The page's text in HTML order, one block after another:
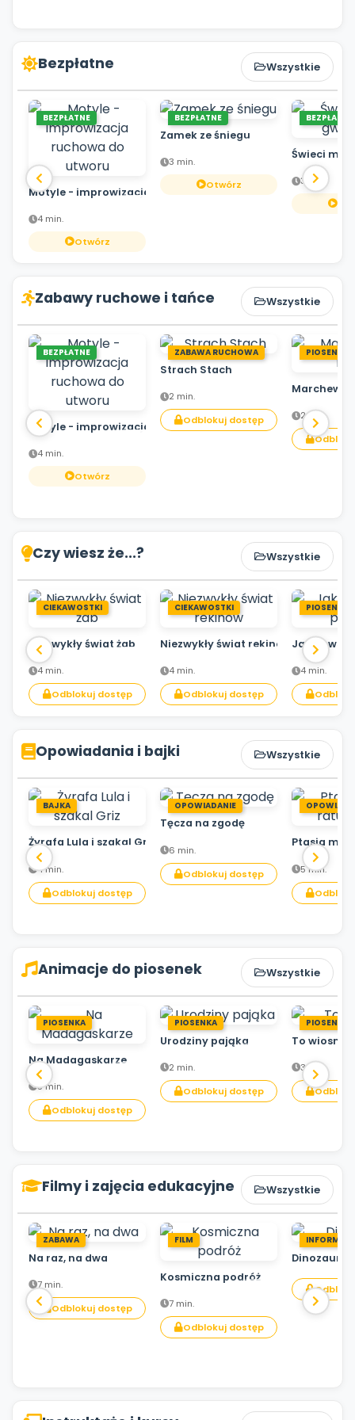
Bezpłatne Wszystkie
BEZPŁATNE
Motyle - improwizacja ruchowa do utworu
4 min.
Otwórz
BEZPŁATNE
Zamek ze śniegu
3 min.
Otwórz
BEZPŁATNE
Świeci
3 min.
Zabawy ruchowe i tańce Wszystkie
BEZPŁATNE
Motyle - improwizacja ruchowa do utworu
4 min.
Otwórz
ZABAWA RUCHOWA
Strach Stach
2 min.
Odblokuj dostęp
PIOSENKA
2 min.
Czy wiesz że...? Wszystkie
CIEKAWOSTKI
Niezwykły świat żab
4 min.
Odblokuj dostęp
CIEKAWOSTKI
Niezwykły świat rekinów
4 min.
Odblokuj dostęp
PIOSENKA
Jak
4 min.
Opowiadania i bajki Wszystkie
BAJKA
Żyrafa Lula i szakal Griz
4 min.
Odblokuj dostęp
OPOWIADANIE
Tęcza na zgodę
6 min.
Odblokuj dostęp
Ptasia
5 min.
Animacje do piosenek Wszystkie
PIOSENKA
Na Madagaskarze
3 min.
Odblokuj dostęp
PIOSENKA
Urodziny pająka
2 min.
Odblokuj dostęp
PIOSENKA
To wiosna!
3 min.
Filmy i zajęcia edukacyjne Wszystkie
ZABAWA
Na raz, na dwa
7 min.
Odblokuj dostęp
FILM
Kosmiczna podróż
7 min.
Odblokuj dostęp
Dinozaury